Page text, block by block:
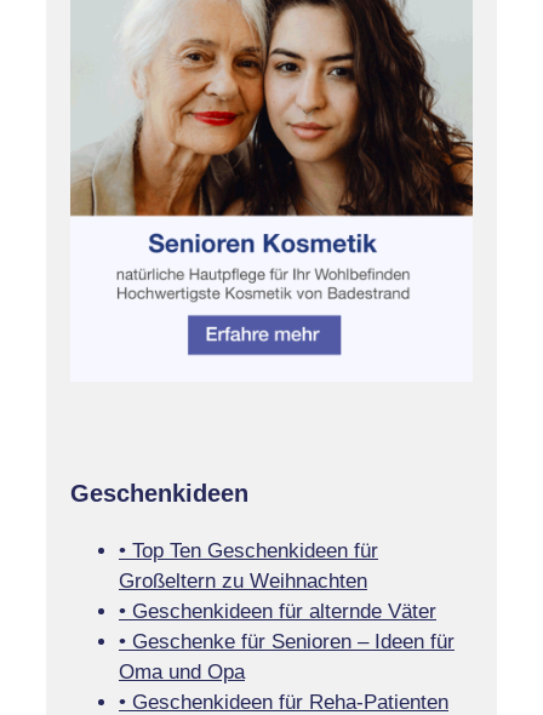
Geschenkideen
• Top Ten Geschenkideen für
Großeltern zu Weihnachten
• Geschenkideen für alternde Väter
• Geschenke für Senioren – Ideen für
Oma und Opa
• Geschenkideen für Reha-Patienten